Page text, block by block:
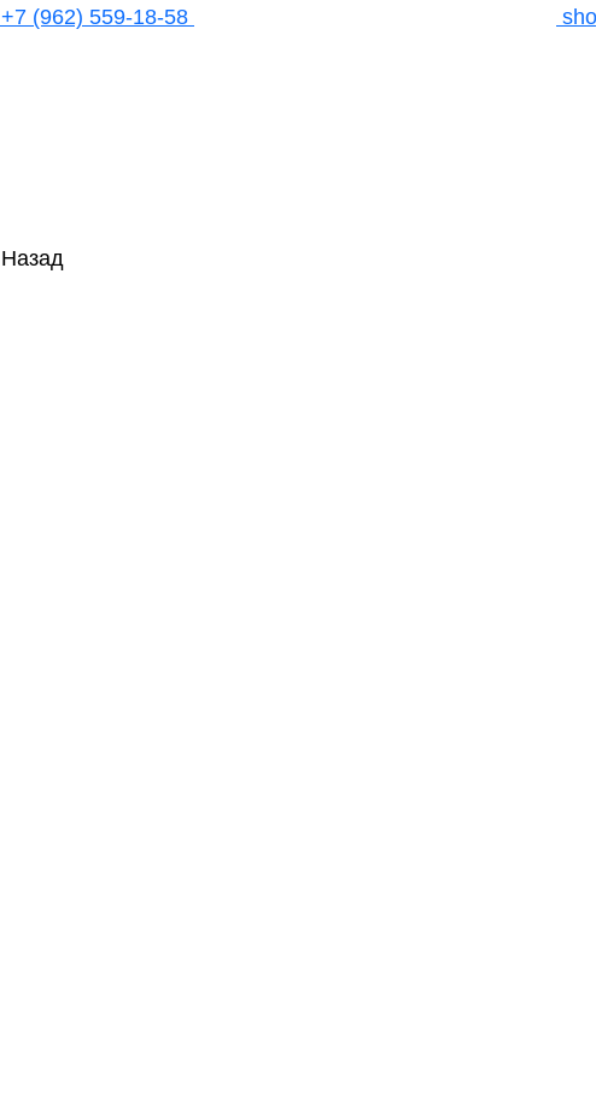
+7 (962) 559-18-58
Назад